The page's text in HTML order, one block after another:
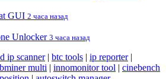
GUI 2 часа назад
Unlocker 3 часа назад
ip scanner| btc tools | ip reporter|
multi | innomonitor tool | cinebench